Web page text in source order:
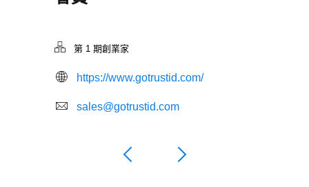
第 1 期創業家
https://www.gotrustid.com/
sales@gotrustid.com